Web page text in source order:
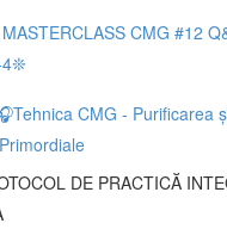
CMG #12
CMG - Purificarea
DE PRACTICĂ